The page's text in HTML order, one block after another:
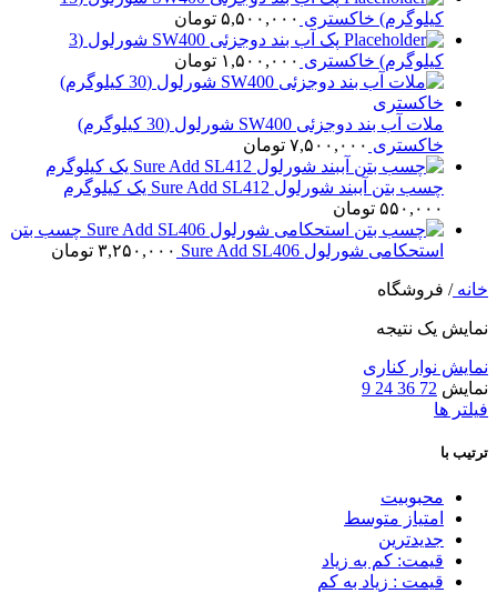
کیلوگرم) خاکستری ۵,۵۰۰,۰۰۰ تومان
پک آب بند دوجزئی SW400 شورلول (3
کیلوگرم) خاکستری ۱,۵۰۰,۰۰۰ تومان
ملات آب بند دوجزئی SW400 شورلول (30 کیلوگرم)
خاکستری ۷,۵۰۰,۰۰۰ تومان
چسب بتن آببند شورلول Sure Add SL412 یک کیلوگرم
۵۵۰,۰۰۰ تومان
چسب بتن
استحکامی شورلول Sure Add SL406
۳,۲۵۰,۰۰۰ تومان
خانه/ فروشگاه
نمایش یک نتیجه
نمایش نوار کناری
نمایش 72
36
24
9
فیلتر ها
ترتیب با
محبوبیت
امتیاز متوسط
جدیدترین
قیمت: کم به زیاد
قیمت : زیاد به کم